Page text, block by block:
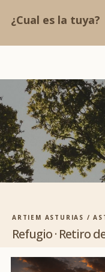
¿Cual es la tuya?
ARTIEM ASTURIAS /
Refugio · Retiro